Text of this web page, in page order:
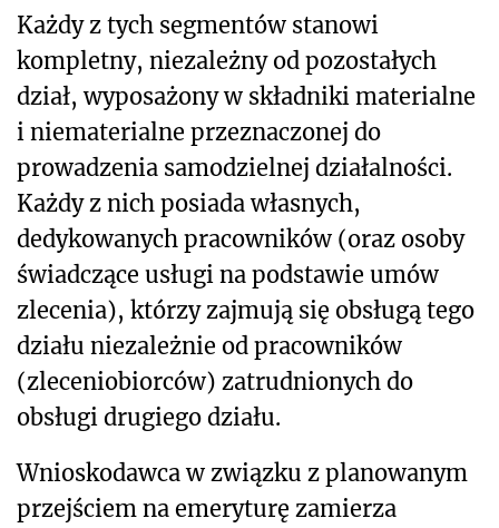
Każdy z tych segmentów stanowi
kompletny, niezależny od pozostałych
dział, wyposażony w składniki materialne
i niematerialne przeznaczonej do
prowadzenia samodzielnej działalności.
Każdy z nich posiada własnych,
dedykowanych pracowników (oraz osoby
świadczące usługi na podstawie umów
zlecenia), którzy zajmują się obsługą tego
działu niezależnie od pracowników
(zleceniobiorców) zatrudnionych do
obsługi drugiego działu.
Wnioskodawca w związku z planowanym
przejściem na emeryturę zamierza